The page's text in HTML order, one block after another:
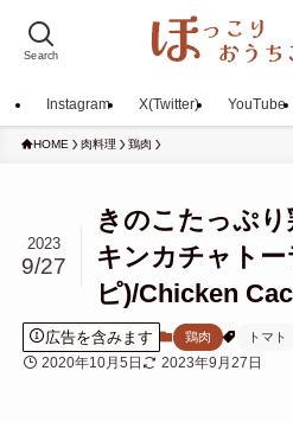
Search
Instagram X(Twitter) YouTube
HOME 肉料理 鶏肉
きのこたっぷ
キンカチャト
ピ)/Chicken
2023
9/27
広告を含みます 鶏肉 トマト
2020年10月5日 2023年9月27日